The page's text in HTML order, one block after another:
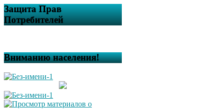
Защита Прав
Потребителей
Вниманию населения!